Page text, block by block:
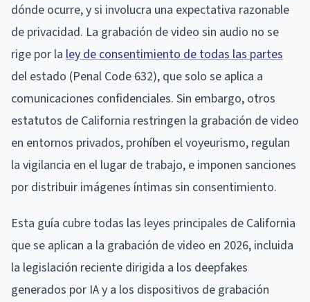
dónde ocurre, y si involucra una expectativa razonable
de privacidad. La grabación de video sin audio no se
rige por la ley de consentimiento de todas las partes
del estado (Penal Code 632), que solo se aplica a
comunicaciones confidenciales. Sin embargo, otros
estatutos de California restringen la grabación de video
en entornos privados, prohíben el voyeurismo, regulan
la vigilancia en el lugar de trabajo, e imponen sanciones
por distribuir imágenes íntimas sin consentimiento.
Esta guía cubre todas las leyes principales de California
que se aplican a la grabación de video en 2026, incluida
la legislación reciente dirigida a los deepfakes
generados por IA y a los dispositivos de grabación